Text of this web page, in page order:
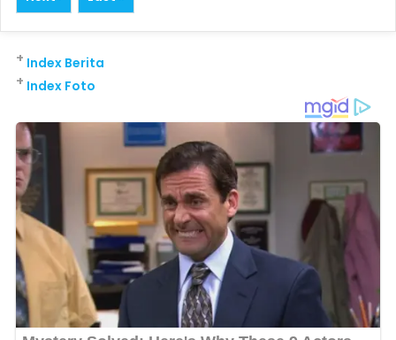
Index Berita
+
Index Foto
+